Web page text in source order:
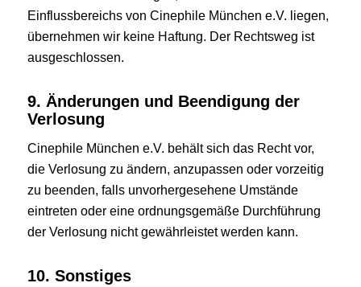
Einflussbereichs von Cinephile München e.V. liegen,
übernehmen wir keine Haftung. Der Rechtsweg ist
ausgeschlossen.
9. Änderungen und Beendigung der
Verlosung
Cinephile München e.V. behält sich das Recht vor,
die Verlosung zu ändern, anzupassen oder vorzeitig
zu beenden, falls unvorhergesehene Umstände
eintreten oder eine ordnungsgemäße Durchführung
der Verlosung nicht gewährleistet werden kann.
10. Sonstiges